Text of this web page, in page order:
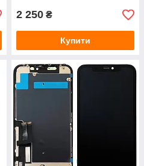
2 250 ₴
Купити